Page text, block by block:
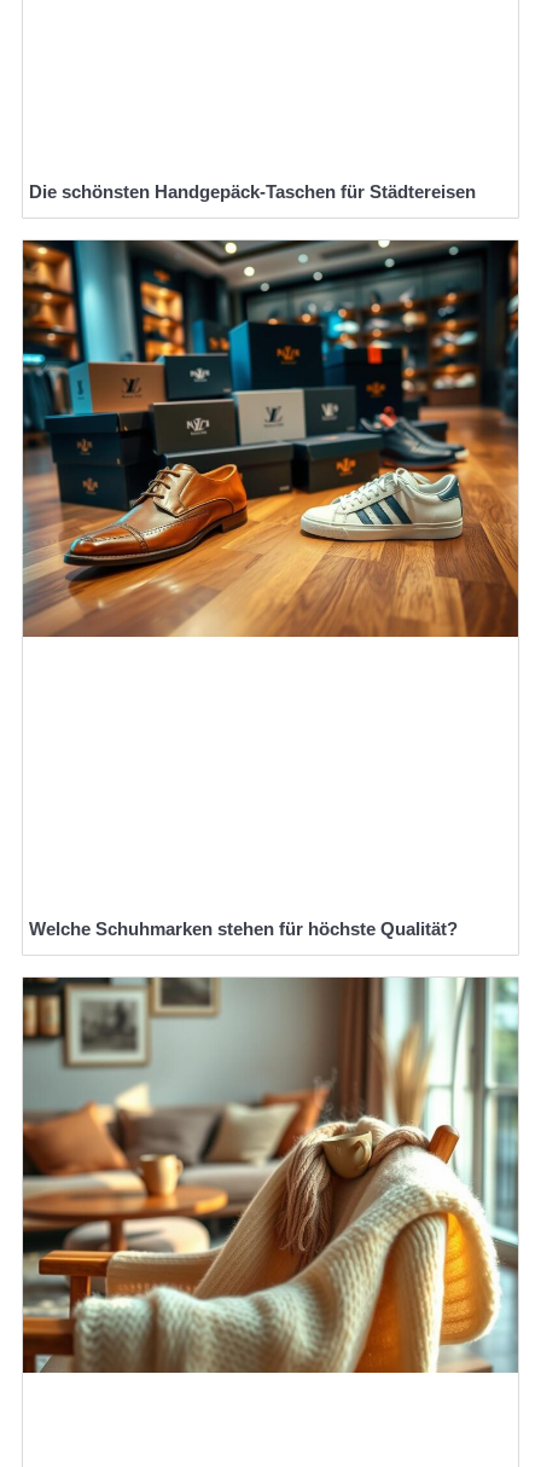
Die schönsten Handgepäck-Taschen für Städtereisen
Welche Schuhmarken stehen für höchste Qualität?